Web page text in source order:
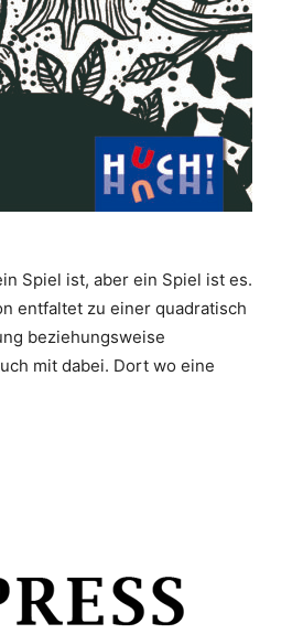
Spiel ist, aber ein Spiel ist es.
entfaltet zu einer quadratisch
beziehungsweise
mit dabei. Dort wo eine